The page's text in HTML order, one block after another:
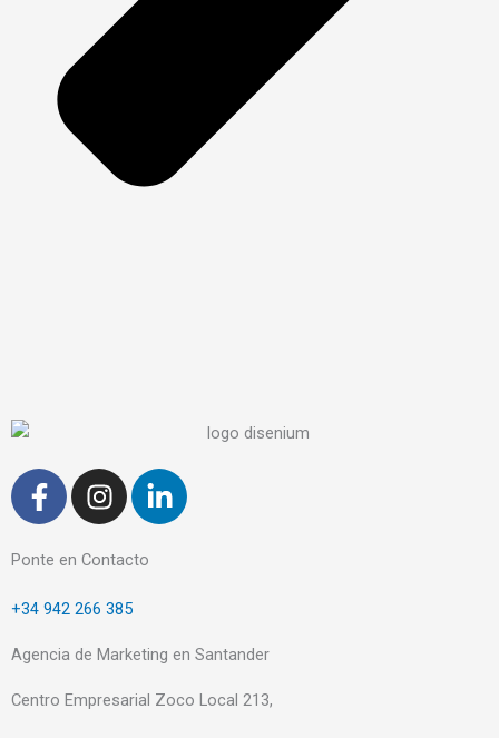
F
a
e
o
o
-
I
n
t
g
r
m
L
i
i
-
Ponte en Contacto
+34 942 266 385
Agencia de Marketing en Santander
Centro Empresarial Zoco Local 213,